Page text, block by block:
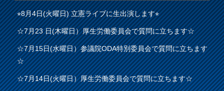
⭐︎8月4日(火曜日) 立憲ライブに生出演します⭐︎
☆7月23 日(木曜日）厚生労働委員会で質問に立ちます☆
☆7月15日(水曜日）参議院ODA特別委員会で質問に立ちます
☆
☆7月14日(火曜日）厚生労働委員会で質問に立ちます☆